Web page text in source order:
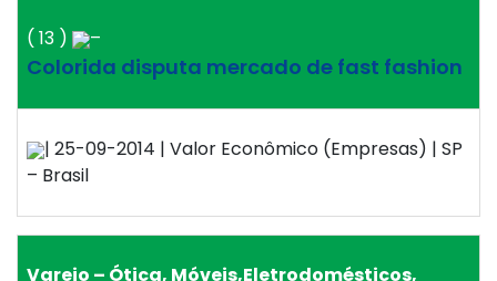
( 13 ) –
Colorida disputa mercado de fast fashion
| 25-09-2014 | Valor Econômico (Empresas) | SP
– Brasil
Varejo – Ótica, Móveis,Eletrodomésticos,